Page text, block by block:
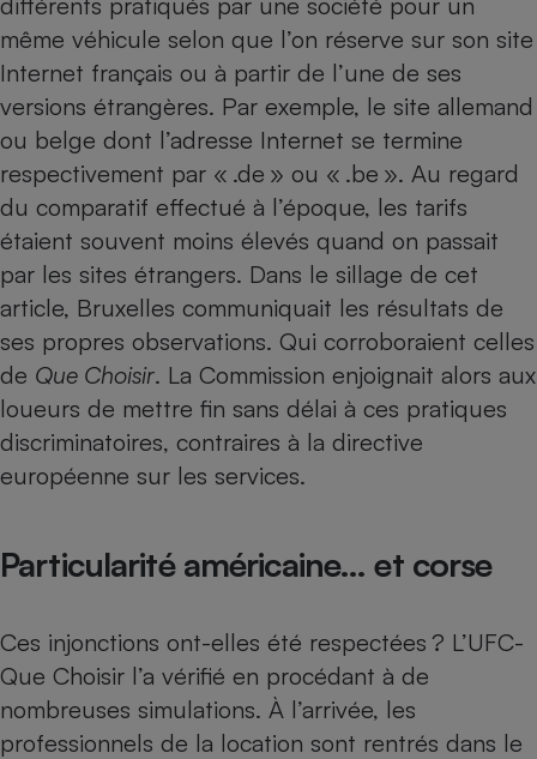
même véhicule selon que l’on réserve sur son site
Internet français ou à partir de l’une de ses
versions étrangères. Par exemple, le site allemand
ou belge dont l’adresse Internet se termine
respectivement par « .de » ou « .be ». Au regard
du comparatif effectué à l’époque, les tarifs
étaient souvent moins élevés quand on passait
par les sites étrangers. Dans le sillage de cet
article, Bruxelles communiquait les résultats de
ses propres observations. Qui corroboraient celles
de Que Choisir. La Commission enjoignait alors aux
loueurs de mettre fin sans délai à ces pratiques
discriminatoires, contraires à la directive
européenne sur les services.
Particularité américaine… et corse
Ces injonctions ont-elles été respectées ? L’UFC-
Que Choisir l’a vérifié en procédant à de
nombreuses simulations. À l’arrivée, les
professionnels de la location sont rentrés dans le
Complément
alimentaire
Assurance emprunteur
Banque
Petit électroménager -
Lave-linge
Téléviseur
Téléphone mobile -
Smartphone
Matelas
Climatiseur -
Ventilateur
Mutuelle
Antimoustique